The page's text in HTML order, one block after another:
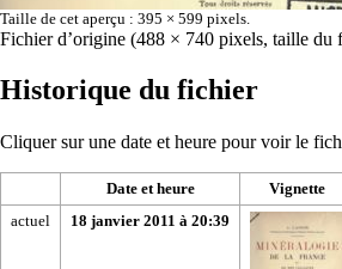
Taille de cet aperçu : 395 × 599 pixels
Fichier d’origine (488 × 740 pixels, taille
Historique du fichier
Cliquer sur une date et heure pour voir le
Date et heure Vignette
actuel
18 janvier 2011 à 20:39